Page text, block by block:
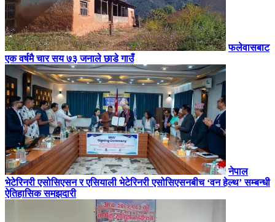
फलेवासबाट
एक वर्षमै चार सय ७३ जनाले छाडे गाउँ
नेपाल
भेटेरिनरी एसोसिएसन र एसियाली भेटेरिनरी एसोसिएसनबीच ‘वन हेल्थ’ सम्बन्धी
ऐतिहासिक समझदारी